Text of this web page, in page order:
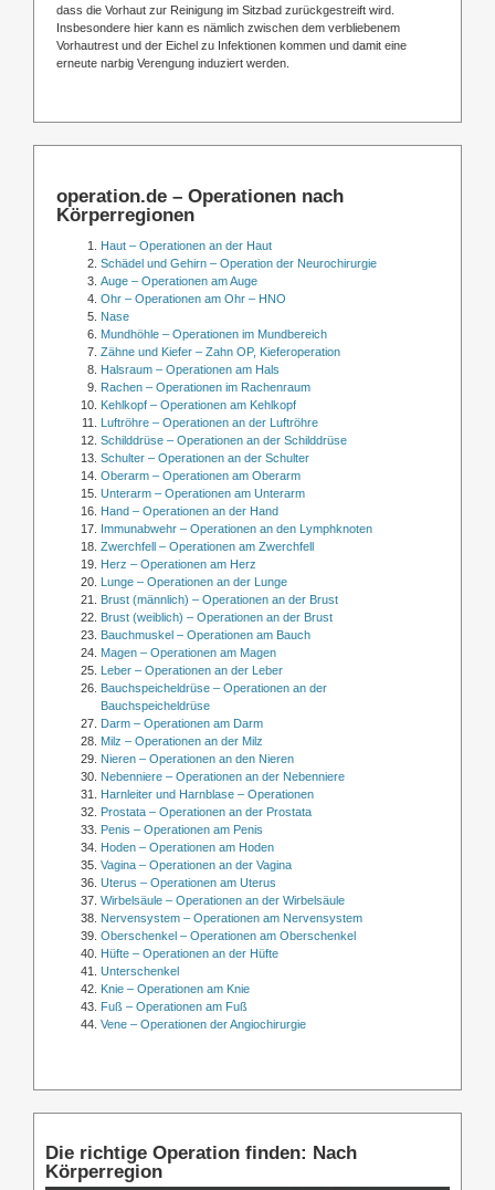
dass die Vorhaut zur Reinigung im Sitzbad zurückgestreift wird.
Insbesondere hier kann es nämlich zwischen dem verbliebenem
Vorhautrest und der Eichel zu Infektionen kommen und damit eine
erneute narbig Verengung induziert werden.
operation.de – Operationen nach
Körperregionen
Haut – Operationen an der Haut
Schädel und Gehirn – Operation der Neurochirurgie
Auge – Operationen am Auge
Ohr – Operationen am Ohr – HNO
Nase
Mundhöhle – Operationen im Mundbereich
Zähne und Kiefer – Zahn OP, Kieferoperation
Halsraum – Operationen am Hals
Rachen – Operationen im Rachenraum
Kehlkopf – Operationen am Kehlkopf
Luftröhre – Operationen an der Luftröhre
Schilddrüse – Operationen an der Schilddrüse
Schulter – Operationen an der Schulter
Oberarm – Operationen am Oberarm
Unterarm – Operationen am Unterarm
Hand – Operationen an der Hand
Immunabwehr – Operationen an den Lymphknoten
Zwerchfell – Operationen am Zwerchfell
Herz – Operationen am Herz
Lunge – Operationen an der Lunge
Brust (männlich) – Operationen an der Brust
Brust (weiblich) – Operationen an der Brust
Bauchmuskel – Operationen am Bauch
Magen – Operationen am Magen
Leber – Operationen an der Leber
Bauchspeicheldrüse – Operationen an der
Bauchspeicheldrüse
Darm – Operationen am Darm
Milz – Operationen an der Milz
Nieren – Operationen an den Nieren
Nebenniere – Operationen an der Nebenniere
Harnleiter und Harnblase – Operationen
Prostata – Operationen an der Prostata
Penis – Operationen am Penis
Hoden – Operationen am Hoden
Vagina – Operationen an der Vagina
Uterus – Operationen am Uterus
Wirbelsäule – Operationen an der Wirbelsäule
Nervensystem – Operationen am Nervensystem
Oberschenkel – Operationen am Oberschenkel
Hüfte – Operationen an der Hüfte
Unterschenkel
Knie – Operationen am Knie
Fuß – Operationen am Fuß
Vene – Operationen der Angiochirurgie
Die richtige Operation finden: Nach
Körperregion